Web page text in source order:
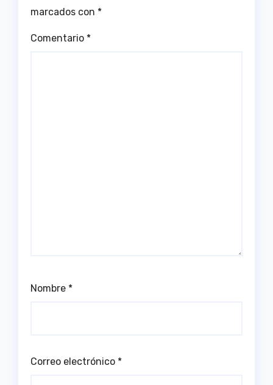
marcados con *
Comentario *
Nombre *
Correo electrónico *